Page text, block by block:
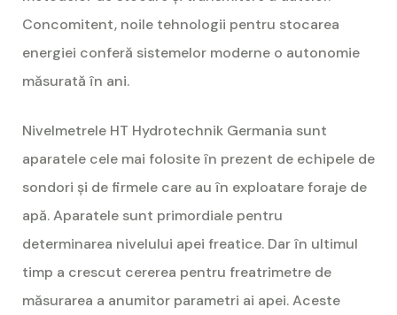
Concomitent, noile tehnologii pentru stocarea
energiei conferă sistemelor moderne o autonomie
măsurată în ani.
Nivelmetrele HT Hydrotechnik Germania sunt
aparatele cele mai folosite în prezent de echipele de
sondori și de firmele care au în exploatare foraje de
apă. Aparatele sunt primordiale pentru
determinarea nivelului apei freatice. Dar în ultimul
timp a crescut cererea pentru freatrimetre de
măsurarea a anumitor parametri ai apei. Aceste